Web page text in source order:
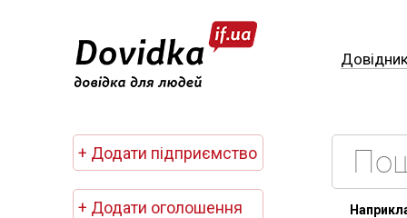
+ Додати підприємство
+ Додати оголошення